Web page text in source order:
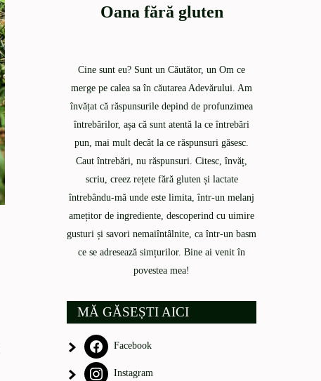
Oana fără gluten
Cine sunt eu? Sunt un Căutător, un Om ce
merge pe calea sa în căutarea Adevărului. Am
învățat că răspunsurile depind de profunzimea
întrebărilor, așa că sunt atentă la ce întrebări
pun, mai mult decât la ce răspunsuri găsesc.
Caut întrebări, nu răspunsuri. Citesc, învăț,
scriu, creez rețete fără gluten și lactate
întrebându-mă unde este limita, într-un melanj
amețitor de ingrediente, descoperind cu uimire
gusturi și savori nemaiîntâlnite, ca într-un basm
ce se adresează simțurilor. Bine ai venit în
povestea mea!
MĂ GĂSEȘTI AICI
Facebook
Instagram